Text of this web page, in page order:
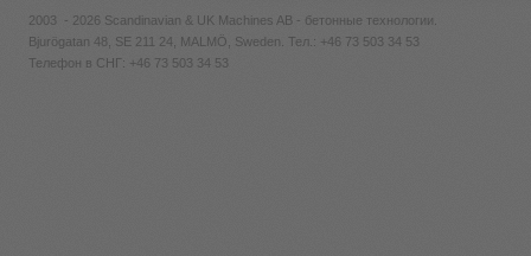
2003 - 2026 Scandinavian & UK Machines AB - бетонные технологии.
Bjurögatan 48, SE 211 24, MALMÖ, Sweden. Тел.: +46 73 503 34 53
Телефон в СНГ: +46 73 503 34 53